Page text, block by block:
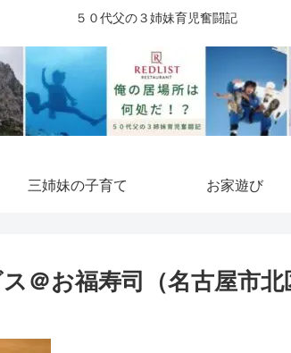
５０代父の３姉妹育児奮闘記
三姉妹の子育て お家遊び
＠お福寿司（名古屋市北